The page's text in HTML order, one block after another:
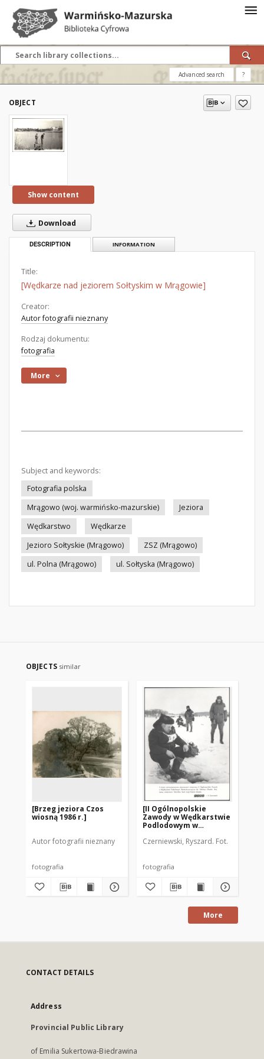
Advanced search ?
OBJECT
Show content
Download
DESCRIPTION INFORMATION
Title:
[Wędkarze nad jeziorem Sołtyskim w Mrągowie]
Creator:
Autor fotografii nieznany
Rodzaj dokumentu:
fotografia
More
Subject and keywords:
Fotografia polska
Mrągowo (woj. warmińsko-mazurskie)
Jeziora
Wędkarstwo
Wędkarze
Jezioro Sołtyskie (Mrągowo)
ZSZ (Mrągowo)
ul. Polna (Mrągowo)
ul. Sołtyska (Mrągowo)
OBJECTS similar
[Brzeg jeziora Czos
wiosną 1986 r.]
Autor fotografii nieznany
fotografia
[II Ogólnopolskie
Zawody w Wędkarstwie
Podlodowym w
Czerniewski, Ryszard. Fot.
fotografia
More
CONTACT DETAILS
Address
Provincial Public Library
of Emilia Sukertowa-Biedrawina